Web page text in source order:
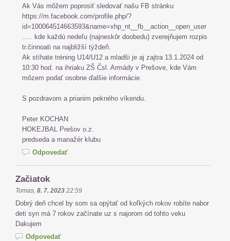
Ak Vás môžem poprosiť sledovať našu FB stránku
https://m.facebook.com/profile.php/?
id=100064514663593&name=xhp_nt__fb__action__open_user
..... kde každú nedeľu (najneskôr doobedu) zverejňujem rozpis
tr.činnoati na najbližší týždeň.
Ak stíhate tréning U14/U12 a mladši je aj zajtra 13.1.2024 od
10:30 hod. na ihriaku ZŠ Čsl. Armády v Prešove, kde Vám
môzem podať osobne ďalšie informácie.
S pozdravom a prianim pekného víkendu.
Peter KOCHAN
HOKEJBAL Prešov o.z.
predseda a manažér klubu
Odpovedať
Začiatok
Tomas, 8. 7. 2023 22:59
Dobrý deň chcel by som sa opýtať od koľkých rokov robíte nabor
deti syn má 7 rokov začínate uz s najorom od tohto veku
Dakujem
Odpovedať